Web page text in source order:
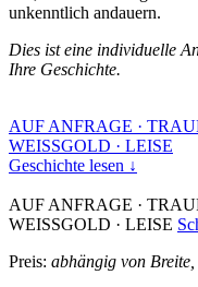
unkenntlich andauern.
Dies ist eine individuelle
Ihre Geschichte.
AUF ANFRAGE ·
WEISSGOLD · LEISE
Geschichte lesen ↓
AUF ANFRAGE ·
WEISSGOLD · LEISE
Preis: abhängig von